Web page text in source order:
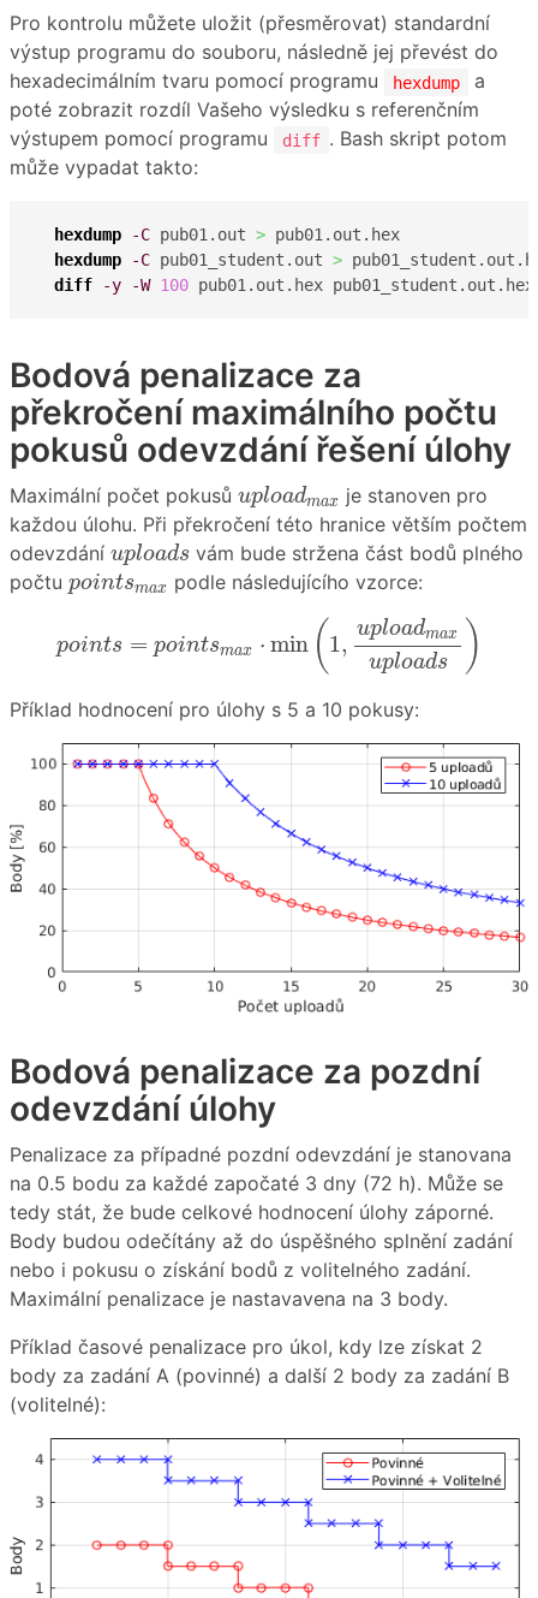
Pro kontrolu můžete uložit (přesměrovat) standardní
výstup programu do souboru, následně jej převést do
hexadecimálním tvaru pomocí programu
hexdump
a
poté zobrazit rozdíl Vašeho výsledku s referenčním
výstupem pomocí programu
diff . Bash skript potom
může vypadat takto:
hexdump -C pub01.out >
hexdump
-C pub01_student.out >
diff
-y -W 100 pub01.out.hex
Bodová penalizace za
překročení maximálního počtu
pokusů odevzdání řešení úlohy
Maximální počet pokusů uploadmax
uplo ad x
je stanoven pro
každou úlohu. Při překročení této hranice větším počtem
odevzdání uploads
uplo adsvám bude stržena část bodů plného
počtu pointsmax
points x
podle následujícího vzorce:
points = pointsmax ⋅ min ( 1,
uploadmax
uploads )
1, a m up
Příklad hodnocení pro úlohy s 5 a 10 pokusy:
Bodová penalizace za pozdní
odevzdání úlohy
Penalizace za případné pozdní odevzdání je stanovana
na 0.5 bodu za každé započaté 3 dny (72 h). Může se
tedy stát, že bude celkové hodnocení úlohy záporné.
Body budou odečítány až do úspěšného splnění zadání
nebo i pokusu o získání bodů z volitelného zadání.
Maximální penalizace je nastavavena na 3 body.
Příklad časové penalizace pro úkol, kdy lze získat 2
body za zadání A (povinné) a další 2 body za zadání B
(volitelné):